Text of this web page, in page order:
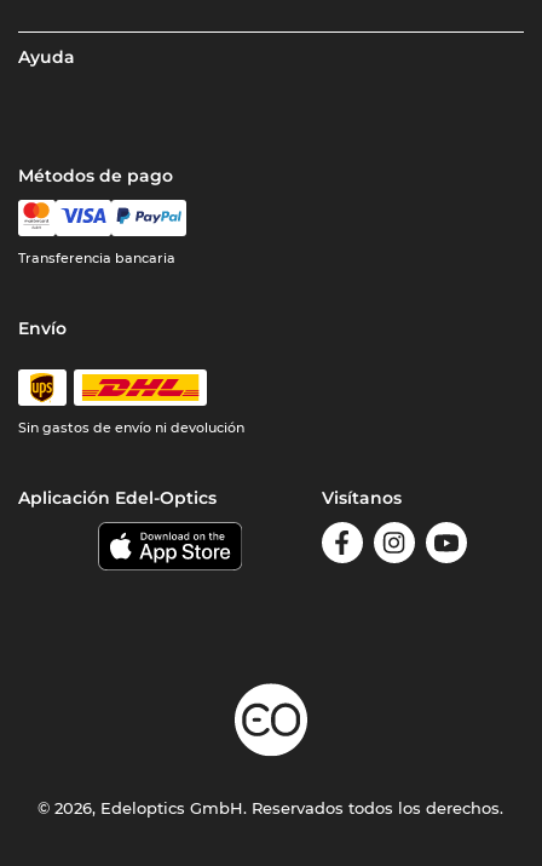
Ayuda
Métodos de pago
Transferencia bancaria
Envío
Sin gastos de envío ni devolución
Aplicación Edel-Optics Visítanos
© 2026, Edeloptics GmbH. Reservados todos los derechos.